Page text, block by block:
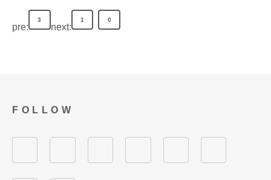
pre:
3
next:
1 0
FOLLOW